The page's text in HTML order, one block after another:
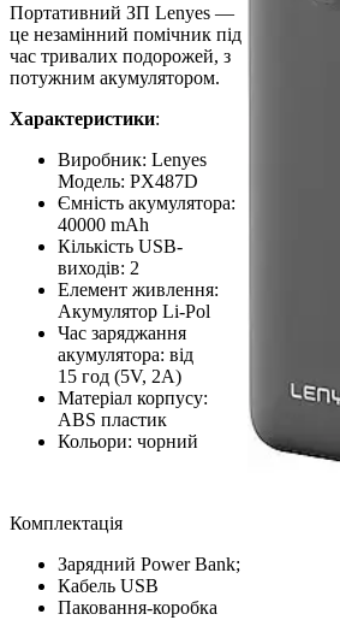
Портативний ЗП Lenyes —
це незамінний помічник під
час тривалих подорожей, з
потужним акумулятором.
Характеристики:
Виробник: Lenyes
Модель: PX487D
Ємність акумулятора:
40000 mAh
Кількість USB-
виходів: 2
Елемент живлення:
Акумулятор Li-Pol
Час заряджання
акумулятора: від
15 год (5V, 2A)
Матеріал корпусу:
ABS пластик
Кольори: чорний
Комплектація
Зарядний Power Bank;
Кабель USB
Паковання-коробка